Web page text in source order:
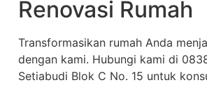
Renovasi Rumah
Transformasikan rumah Anda
dengan kami. Hubungi kami di
Setiabudi Blok C No. 15 untuk